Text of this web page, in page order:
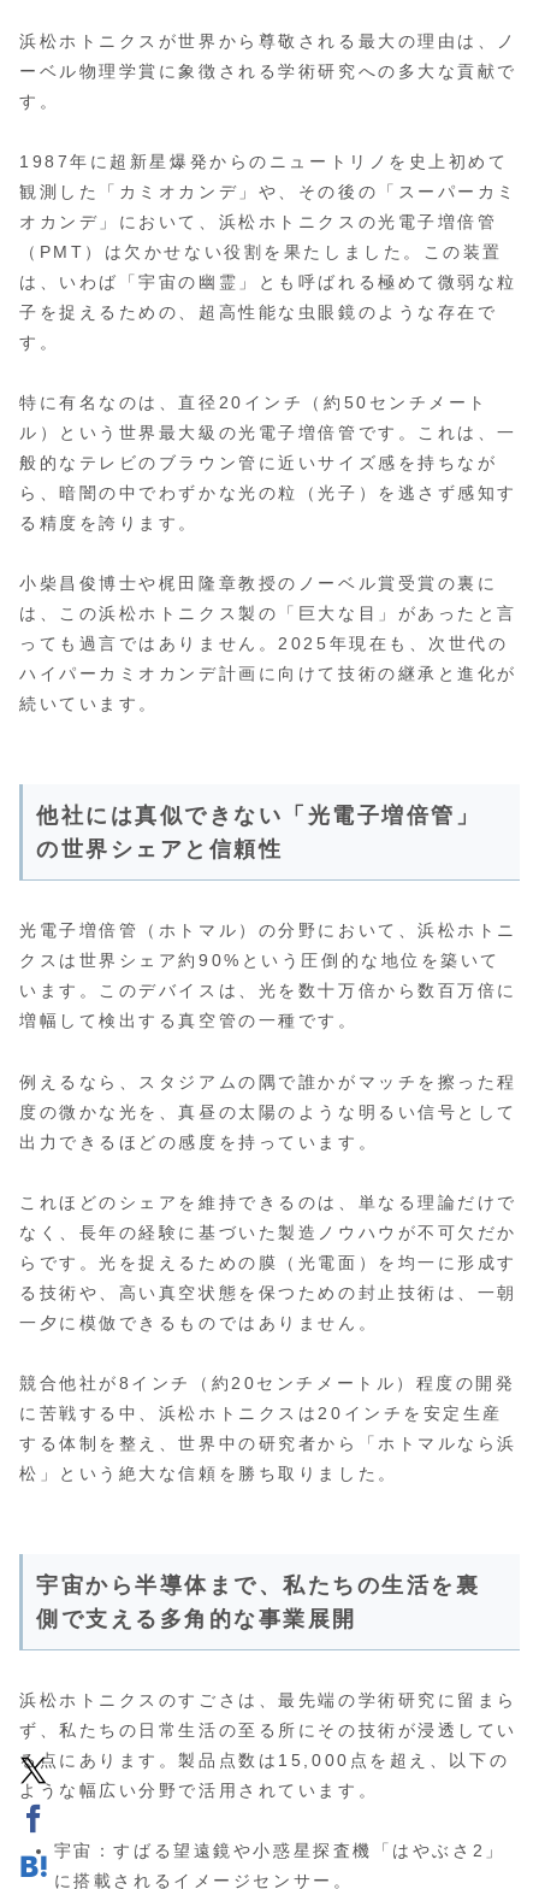
浜松ホトニクスが世界から尊敬される最大の理由は、ノ
ーベル物理学賞に象徴される学術研究への多大な貢献で
す。
1987年に超新星爆発からのニュートリノを史上初めて
観測した「カミオカンデ」や、その後の「スーパーカミ
オカンデ」において、浜松ホトニクスの光電子増倍管
（PMT）は欠かせない役割を果たしました。この装置
は、いわば「宇宙の幽霊」とも呼ばれる極めて微弱な粒
子を捉えるための、超高性能な虫眼鏡のような存在で
す。
特に有名なのは、直径20インチ（約50センチメート
ル）という世界最大級の光電子増倍管です。これは、一
般的なテレビのブラウン管に近いサイズ感を持ちなが
ら、暗闇の中でわずかな光の粒（光子）を逃さず感知す
る精度を誇ります。
小柴昌俊博士や梶田隆章教授のノーベル賞受賞の裏に
は、この浜松ホトニクス製の「巨大な目」があったと言
っても過言ではありません。2025年現在も、次世代の
ハイパーカミオカンデ計画に向けて技術の継承と進化が
続いています。
他社には真似できない「光電子増倍管」
の世界シェアと信頼性
光電子増倍管（ホトマル）の分野において、浜松ホトニ
クスは世界シェア約90%という圧倒的な地位を築いて
います。このデバイスは、光を数十万倍から数百万倍に
増幅して検出する真空管の一種です。
例えるなら、スタジアムの隅で誰かがマッチを擦った程
度の微かな光を、真昼の太陽のような明るい信号として
出力できるほどの感度を持っています。
これほどのシェアを維持できるのは、単なる理論だけで
なく、長年の経験に基づいた製造ノウハウが不可欠だか
らです。光を捉えるための膜（光電面）を均一に形成す
る技術や、高い真空状態を保つための封止技術は、一朝
一夕に模倣できるものではありません。
競合他社が8インチ（約20センチメートル）程度の開発
に苦戦する中、浜松ホトニクスは20インチを安定生産
する体制を整え、世界中の研究者から「ホトマルなら浜
松」という絶大な信頼を勝ち取りました。
宇宙から半導体まで、私たちの生活を裏
側で支える多角的な事業展開
浜松ホトニクスのすごさは、最先端の学術研究に留まら
ず、私たちの日常生活の至る所にその技術が浸透してい
る点にあります。製品点数は15,000点を超え、以下の
ような幅広い分野で活用されています。
宇宙：すばる望遠鏡や小惑星探査機「はやぶさ2」
に搭載されるイメージセンサー。